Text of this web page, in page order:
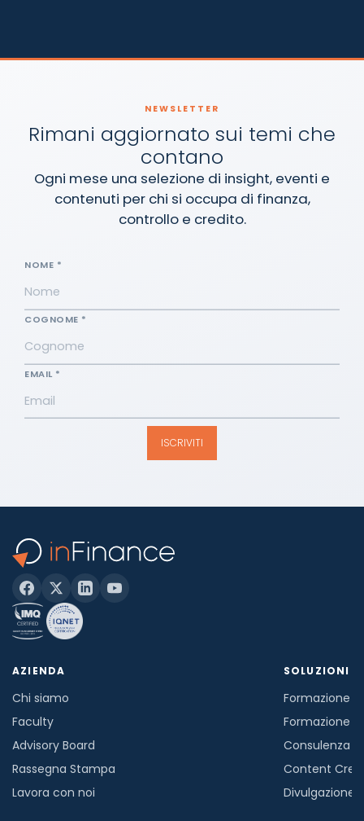
NEWSLETTER
Rimani aggiornato sui temi che
contano
Ogni mese una selezione di insight, eventi e
contenuti per chi si occupa di finanza,
controllo e credito.
NOME *
COGNOME *
EMAIL *
Consenso al trattamento dei dati personali
HO PRESO VISIONE DELL'INFORMATIVA SULLA PRIVACY
al trattamento dei miei dati per finalità di marketing
ISCRIVITI
AZIENDA
Chi siamo
Faculty
Advisory Board
Rassegna Stampa
Lavora con noi
SOLUZIONI
Formazione
Formazione
Consulenza
Content
Divulgazione